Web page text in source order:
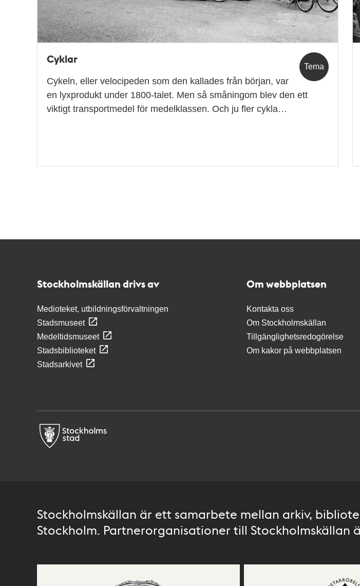
Tema
Cyklar
Cykeln, eller velocipeden som den kallades från början, var
en lyxprodukt under 1800-talet. Men så småningom blev den ett
viktigt transportmedel för medelklassen. Och ju fler cykla…
Stockholmskällan drivs av
Medioteket, utbildningsförvaltningen
Stadsmuseet
Medeltidsmuseet
Stadsbiblioteket
Stadsarkivet
Om webbplatsen
Kontakta oss
Om Stockholmskällan
Tillgänglighetsredogörelse
Om kakor på webbplatsen
Stockholmskällan är ett samarbete mellan arkiv,
Stockholm. Partnerorganisationer till Stockholmskällan